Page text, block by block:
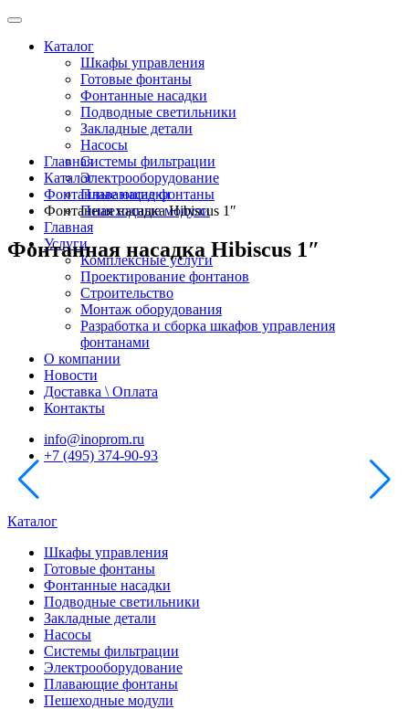
Каталог
Шкафы управления
Готовые фонтаны
Фонтанные насадки
Подводные светильники
Закладные детали
Насосы
Системы фильтрации
Электрооборудование
Плавающие фонтаны
Пешеходные модули
Главная
Услуги
Комплексные услуги
Проектирование фонтанов
Строительство
Монтаж оборудования
Разработка и сборка шкафов управления
фонтанами
О компании
Новости
Доставка \ Оплата
Контакты
info@inoprom.ru
+7 (495) 374-90-93
Каталог
Шкафы управления
Готовые фонтаны
Фонтанные насадки
Подводные светильники
Закладные детали
Насосы
Системы фильтрации
Электрооборудование
Плавающие фонтаны
Пешеходные модули
Главная
Каталог
Фонтанные насадки
Фонтанная насадка Hibiscus 1″
Фонтанная насадка Hibiscus 1″